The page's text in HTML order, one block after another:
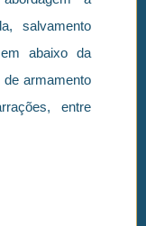
salvamento
abaixo da
armamento
entre